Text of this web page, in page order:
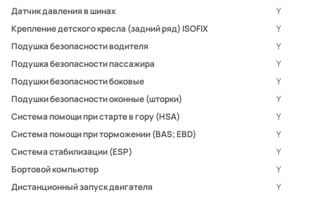
Датчик давления в шинах
Y
Крепление детского кресла (задний ряд) ISOFIX
Y
Подушка безопасности водителя
Y
Подушка безопасности пассажира
Y
Подушки безопасности боковые
Y
Подушки безопасности оконные (шторки)
Y
Система помощи при старте в гору (HSA)
Y
Система помощи при торможении (BAS; EBD)
Y
Система стабилизации (ESP)
Y
Бортовой компьютер
Y
Дистанционный запуск двигателя
Y